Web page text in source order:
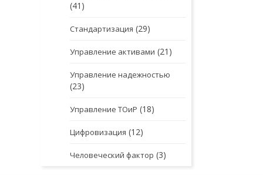
(41)
Стандартизация (29)
Управление активами (21)
Управление надежностью
(23)
Управление ТОиР (18)
Цифровизация (12)
Человеческий фактор (3)